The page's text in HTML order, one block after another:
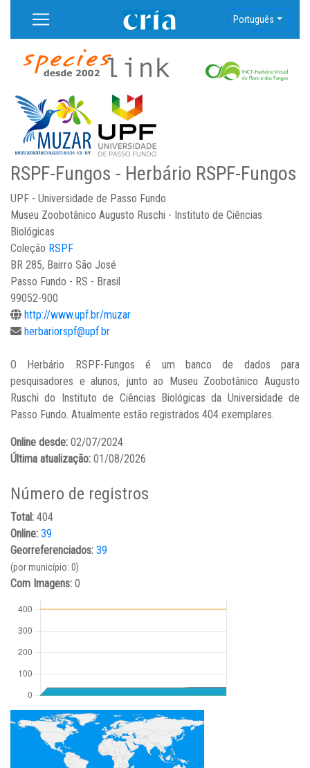
Português
RSPF-Fungos - Herbário RSPF-Fungos
UPF - Universidade de Passo Fundo
Museu Zoobotânico Augusto Ruschi - Instituto de Ciências
Biológicas
Coleção RSPF
BR 285, Bairro São José
Passo Fundo - RS - Brasil
99052-900
http://www.upf.br/muzar
herbariorspf@upf.br
O Herbário RSPF-Fungos é um banco de dados para
pesquisadores e alunos, junto ao Museu Zoobotânico Augusto
Ruschi do Instituto de Ciências Biológicas da Universidade de
Passo Fundo. Atualmente estão registrados 404 exemplares.
Online desde: 02/07/2024
Última atualização: 01/08/2026
Número de registros
Total: 404
Online: 39
Georreferenciados: 39
(por município: 0)
Com Imagens: 0